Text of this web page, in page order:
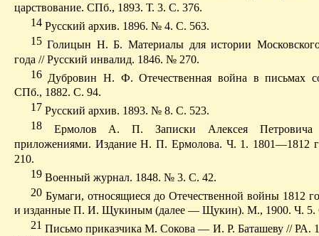
царствование. СПб., 1893. Т. 3. С. 376.
14Русский архив. 1896. № 4. С. 563.
15Голицын Н. Б. Материалы для истории
года // Русский инвалид. 1846. № 270.
16Дубровин Н. Ф. Отечественная война в письмах
СПб., 1882. С. 94.
17 Русский архив. 1893. № 8. С. 523.
18Ермолов А. П. Записки Алексея Петровича
приложениями. Издание Н. П. Ермолова. Ч. 1. 1801—1812
210.
19Военный журнал. 1848. № 3. С. 42.
20Бумаги, относящиеся до Отечественной войны 1812
и изданные П. И. Щукиным (далее — Щукин). М., 1900. Ч. 5.
21 Письмо приказчика М. Сокова — И. Р. Баташеву // РА.